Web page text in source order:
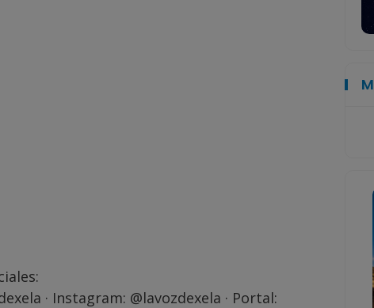
· Instagram: @lavozdexela · Portal: